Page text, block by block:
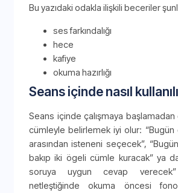
Bu yazıdaki odakla ilişkili beceriler
ses farkındalığı
hece
kafiye
okuma hazırlığı
Seans içinde nasıl
Seans içinde çalışmaya
cümleyle belirlemek iyi olur:
arasından isteneni seçecek”,
bakıp iki ögeli cümle kuracak” ya
soruya uygun cevap
netleştiğinde okuma öncesi